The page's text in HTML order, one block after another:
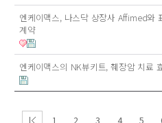
엔케이맥스, 나스닥 상장사 Affimed와
계약
엔케이맥스의 NK뷰키트, 췌장암 치료
1 2 3 4 5